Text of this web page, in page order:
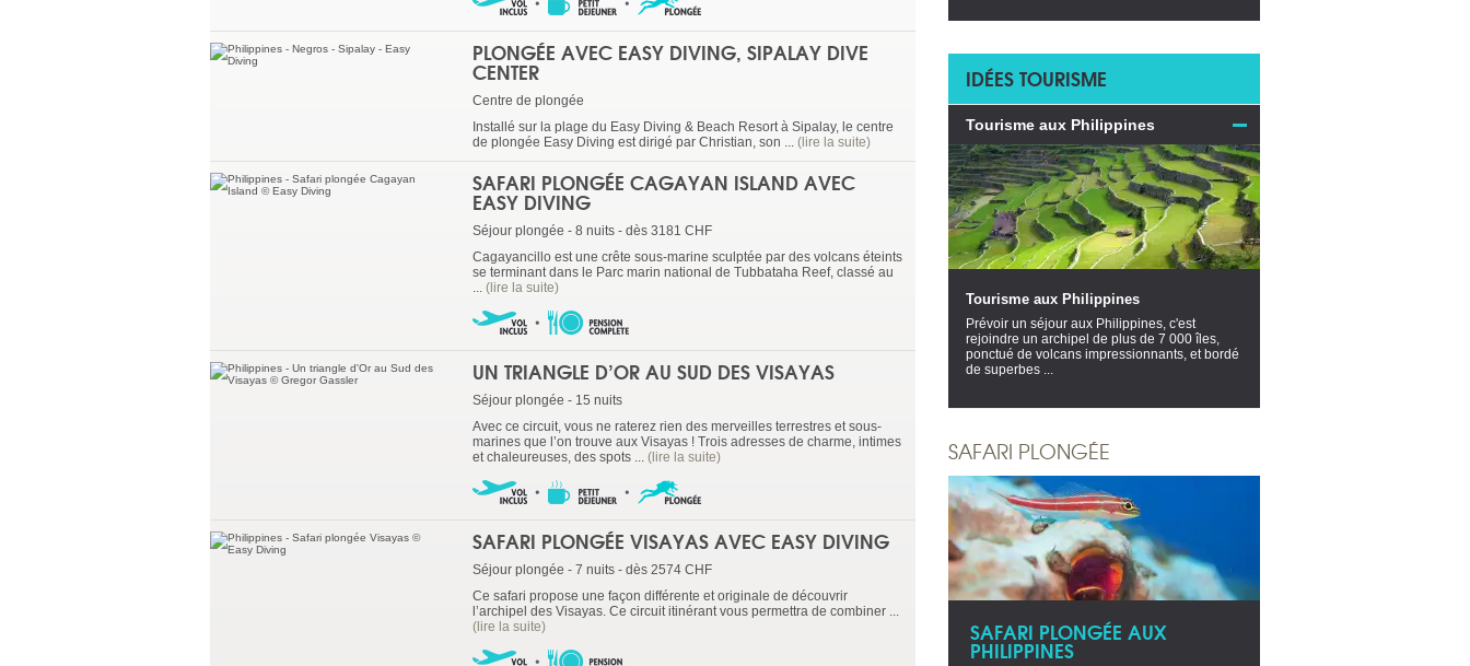
PLONGÉE AVEC EASY DIVING, SIPALAY DIVE
CENTER
Centre de plongée
Installé sur la plage du Easy Diving & Beach Resort à Sipalay, le centre
de plongée Easy Diving est dirigé par Christian, son ... (lire la suite)
SAFARI PLONGÉE CAGAYAN ISLAND AVEC
EASY DIVING
Séjour plongée - 8 nuits - dès 3181 CHF
Cagayancillo est une crête sous-marine sculptée par des volcans éteints
se terminant dans le Parc marin national de Tubbataha Reef, classé au
... (lire la suite)
UN TRIANGLE D’OR AU SUD DES VISAYAS
Séjour plongée - 15 nuits
Avec ce circuit, vous ne raterez rien des merveilles terrestres et sous-
marines que l’on trouve aux Visayas ! Trois adresses de charme, intimes
et chaleureuses, des spots ... (lire la suite)
SAFARI PLONGÉE VISAYAS AVEC EASY DIVING
Séjour plongée - 7 nuits - dès 2574 CHF
Ce safari propose une façon différente et originale de découvrir
l’archipel des Visayas. Ce circuit itinérant vous permettra de combiner ...
(lire la suite)
IDÉES TOURISME
Tourisme aux Philippines
Tourisme aux Philippines
Prévoir un séjour aux Philippines, c'est
rejoindre un archipel de plus de 7 000 îles,
ponctué de volcans impressionnants, et bordé
de superbes ...
SAFARI PLONGÉE
SAFARI PLONGÉE AUX
PHILIPPINES